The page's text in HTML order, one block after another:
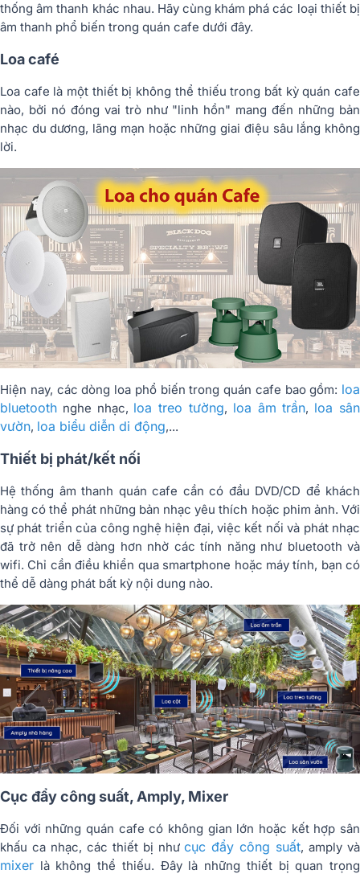
thống âm thanh khác nhau. Hãy cùng khám phá các loại thiết bị
âm thanh phổ biến trong quán cafe dưới đây.
Loa café
Loa cafe là một thiết bị không thể thiếu trong bất kỳ quán cafe
nào, bởi nó đóng vai trò như "linh hồn" mang đến những bản
nhạc du dương, lãng mạn hoặc những giai điệu sâu lắng không
lời.
Hiện nay, các dòng loa phổ biến trong quán cafe bao gồm: loa
bluetooth nghe nhạc, loa treo tường, loa âm trần, loa sân
vườn, loa biểu diễn di động,...
Thiết bị phát/kết nối
Hệ thống âm thanh quán cafe cần có đầu DVD/CD để khách
hàng có thể phát những bản nhạc yêu thích hoặc phim ảnh. Với
sự phát triển của công nghệ hiện đại, việc kết nối và phát nhạc
đã trở nên dễ dàng hơn nhờ các tính năng như bluetooth và
wifi. Chỉ cần điều khiển qua smartphone hoặc máy tính, bạn có
thể dễ dàng phát bất kỳ nội dung nào.
Cục đẩy công suất, Amply, Mixer
Đối với những quán cafe có không gian lớn hoặc kết hợp sân
khấu ca nhạc, các thiết bị nhưcục đẩy công suất, amply và
mixer là không thể thiếu. Đây là những thiết bị quan trọng